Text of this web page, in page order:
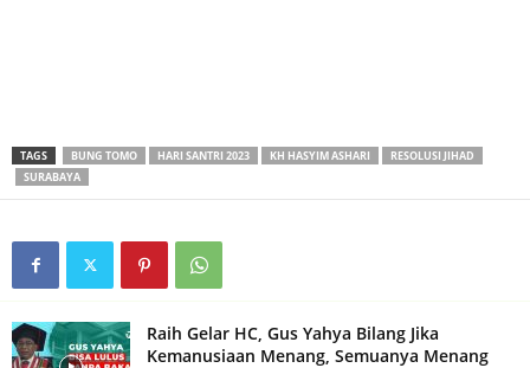
TAGS BUNG TOMO HARI SANTRI 2023 KH HASYIM ASHARI
RESOLUSI JIHAD
SURABAYA
Raih Gelar HC, Gus Yahya Bilang Jika
Kemanusiaan Menang, Semuanya Menang